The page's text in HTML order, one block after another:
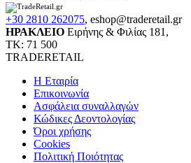
+30 2810 262075, eshop@traderetail.gr
ΗΡΑΚΛΕΙΟ Ειρήνης & Φιλίας 181,
ΤΚ: 71 500
TRADERETAIL
H Εταιρία
Eπικοινωνία
Ασφάλεια συναλλαγών
Κώδικες Δεοντολογίας
Όροι χρήσης
Cookies
Πολιτική Ποιότητας